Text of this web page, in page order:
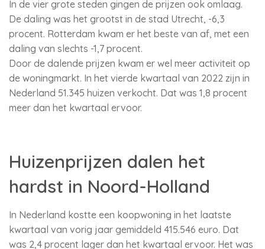
In de vier grote steden gingen de prijzen ook omlaag.
De daling was het grootst in de stad Utrecht, -6,3
procent. Rotterdam kwam er het beste van af, met een
daling van slechts -1,7 procent.
Door de dalende prijzen kwam er wel meer activiteit op
de woningmarkt. In het vierde kwartaal van 2022 zijn in
Nederland 51.345 huizen verkocht. Dat was 1,8 procent
meer dan het kwartaal ervoor.
Huizenprijzen dalen het
hardst in Noord-Holland
In Nederland kostte een koopwoning in het laatste
kwartaal van vorig jaar gemiddeld 415.546 euro. Dat
was 2,4 procent lager dan het kwartaal ervoor. Het was